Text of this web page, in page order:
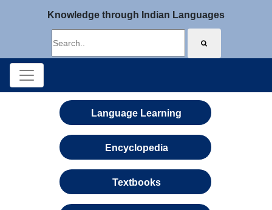
Knowledge through Indian Languages
Language Learning
Encyclopedia
Textbooks